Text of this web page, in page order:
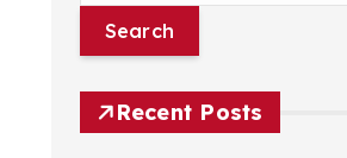
r
c
Recent Posts